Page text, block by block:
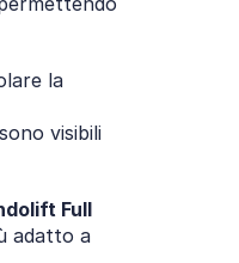
la
visibili
Full
adatto a